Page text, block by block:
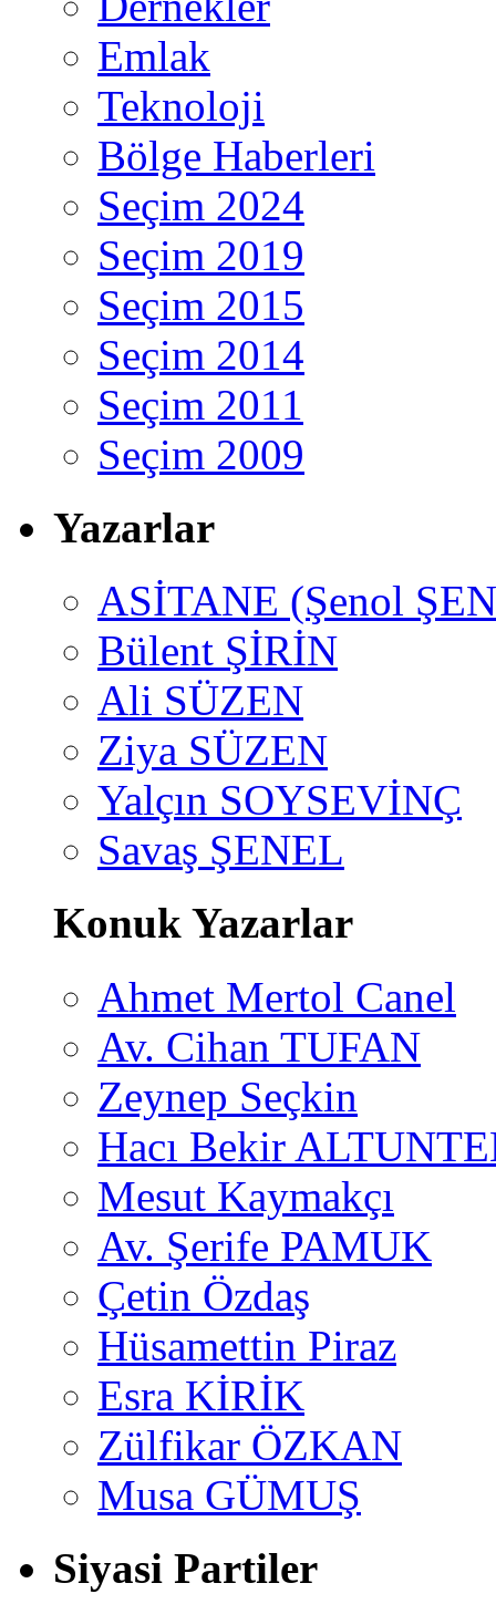
Emlak
Teknoloji
Bölge Haberleri
Seçim 2024
Seçim 2019
Seçim 2015
Seçim 2014
Seçim 2011
Seçim 2009
Yazarlar
ASİTANE (Şenol
Bülent ŞİRİN
Ali SÜZEN
Ziya SÜZEN
Yalçın SOYSEVİNÇ
Savaş ŞENEL
Konuk Yazarlar
Ahmet Mertol Canel
Av. Cihan TUFAN
Zeynep Seçkin
Hacı Bekir
Mesut Kaymakçı
Av. Şerife PAMUK
Çetin Özdaş
Hüsamettin Piraz
Esra KİRİK
Zülfikar ÖZKAN
Musa GÜMUŞ
Siyasi Partiler